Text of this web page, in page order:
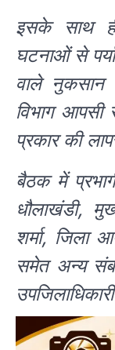
इसके साथ
घटनाओं से
वाले नुकसान
विभाग आपसी
प्रकार की
बैठक में
धौलाखंडी,
शर्मा, जिला
समेत अन्य